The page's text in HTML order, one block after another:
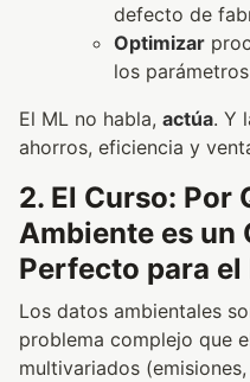
defecto de
Optimizar
los
El ML no habla, actúa. Y
ahorros, eficiencia y
2. El Curso: Por
Ambiente es un
Perfecto para el
Los datos ambientales
problema complejo que
multivariados